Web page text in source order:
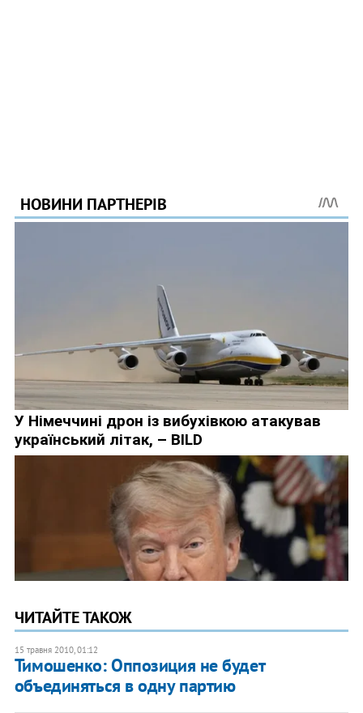
ЧИТАЙТЕ ТАКОЖ
15 травня 2010, 01:12
Тимошенко: Оппозиция не будет
объединяться в одну партию